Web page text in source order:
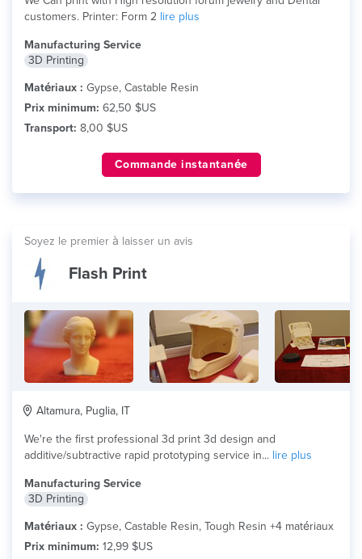
customers. Printer: Form 2 lire plus
Manufacturing Service
3D Printing
Matériaux : Gypse, Castable Resin
Prix minimum: 62,50 $US
Transport: 8,00 $US
Commande instantanée
Soyez le premier à laisser un avis
Flash Print
Altamura, Puglia, IT
We're the first professional 3d print 3d design and
additive/subtractive rapid prototyping service in... lire plus
Manufacturing Service
3D Printing
Matériaux : Gypse, Castable Resin, Tough Resin +4 matériaux
Prix minimum: 12,99 $US